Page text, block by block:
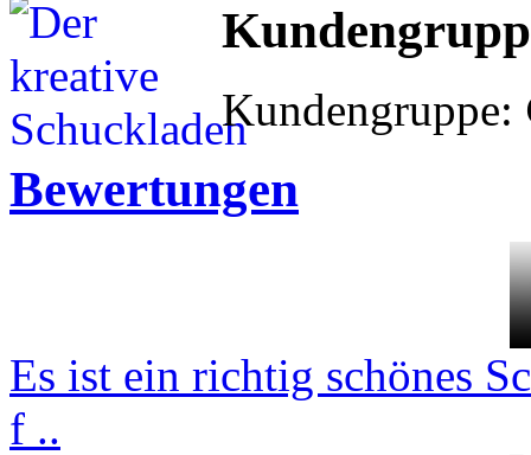
Kundengruppe:
Bewertungen
Es ist ein richtig schönes
f ..